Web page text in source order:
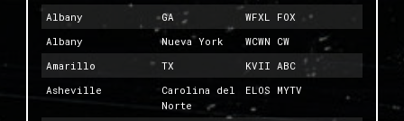
Albany
GA
WFXL FOX
Albany
Nueva York
WCWN CW
Amarillo
TX
KVII ABC
Asheville
Carolina del
Norte
ELOS MYTV